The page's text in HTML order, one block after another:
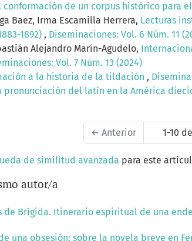
conformación de un corpus histórico para
Baez, Irma Escamilla Herrera, Lecturas
1892) , Diseminaciones: Vol. 6 Núm. 11
Alejandro Marín-Agudelo,
Vol. 7 Núm. 13 (2024)
a la historia de la tildación ,
pronunciación del latín en la América
← Anterior 1-10
de similitud avanzada para este
autor/a
de Brígida. Itinerario espiritual de una
una obsesión: sobre la novela breve en